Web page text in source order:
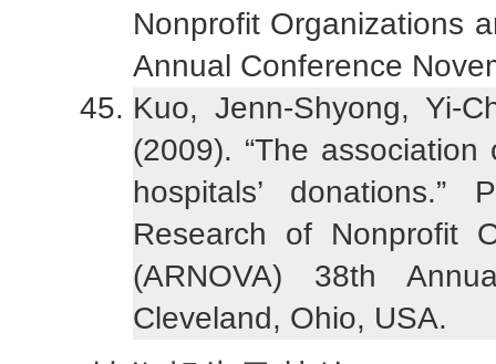
Nonprofit Organizations
Annual Conference
Kuo, Jenn-Shyong, Yi-
(2009). “The
hospitals’
Research of Nonprofit
(ARNOVA) 38th
Cleveland, Ohio, USA.